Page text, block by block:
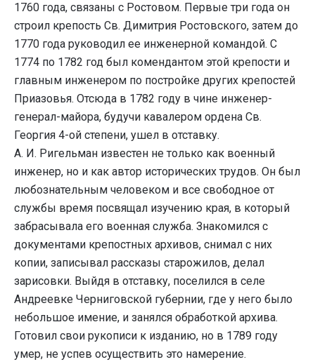
1760 года, связаны с Ростовом. Первые три года он
строил крепость Св. Димитрия Ростовского, затем до
1770 года руководил ее инженерной командой. С
1774 по 1782 год был комендантом этой крепости и
главным инженером по постройке других крепостей
Приазовья. Отсюда в 1782 году в чине инженер-
генерал-майора, будучи кавалером ордена Св.
Георгия 4-ой степени, ушел в отставку.
А. И. Ригельман известен не только как военный
инженер, но и как автор исторических трудов. Он был
любознательным человеком и все свободное от
службы время посвящал изучению края, в который
забрасывала его военная служба. Знакомился с
документами крепостных архивов, снимал с них
копии, записывал рассказы старожилов, делал
зарисовки. Выйдя в отставку, поселился в селе
Андреевке Черниговской губернии, где у него было
небольшое имение, и занялся обработкой архива.
Готовил свои рукописи к изданию, но в 1789 году
умер, не успев осуществить это намерение.